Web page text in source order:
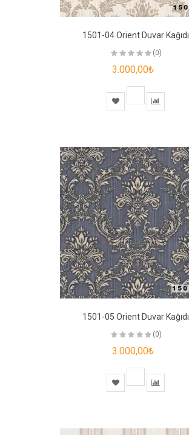
1501-04 Orient Duvar Kağıdı
(0)
3.000,00₺
1501-05 Orient Duvar Kağıdı
(0)
3.000,00₺